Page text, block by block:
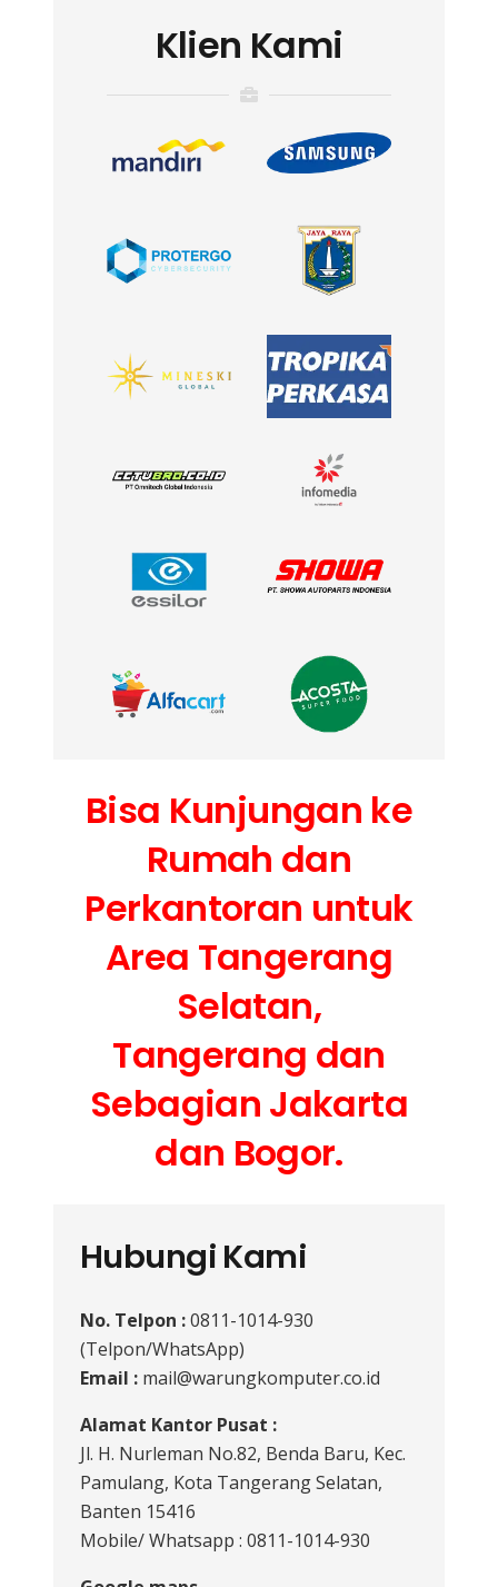
Klien Kami
Bisa Kunjungan ke
Rumah dan
Perkantoran untuk
Area Tangerang
Selatan,
Tangerang dan
Sebagian Jakarta
dan Bogor.
Hubungi Kami
No. Telpon :0811-1014-930
(Telpon/WhatsApp)
Email : mail@warungkomputer.co.id
Alamat Kantor Pusat :
Jl. H. Nurleman No.82, Benda Baru, Kec.
Pamulang, Kota Tangerang Selatan,
Banten 15416
Mobile/ Whatsapp : 0811-1014-930